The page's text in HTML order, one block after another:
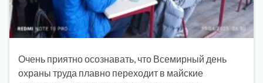
Очень приятно осознавать, что Всемирный день
охраны труда плавно переходит в майские